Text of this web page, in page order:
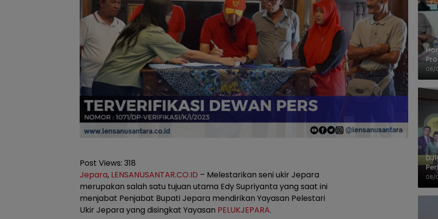
Post Views: 318
Jepara, LENSANUSANTAR.CO.ID – Melestarikan seni ukir Jepara
merupakan salah satu tujuan utama Edy Supriyanta yang saat ini
menjabat Penjabat Bupati Jepara mendirikan Yayasan Pelestari
Ukir Jepara yang disingkat Yayasan PELUKJEPARA.
08/
08/